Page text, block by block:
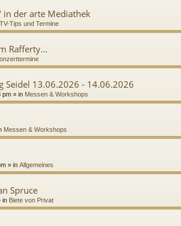
in der arte Mediathek
TV-Tips und Termine
Rafferty...
Seidel 13.06.2026 - 14.06.2026
pm » in Messen & Workshops
Messen & Workshops
» in Allgemeines
Spruce
in Biete von Privat